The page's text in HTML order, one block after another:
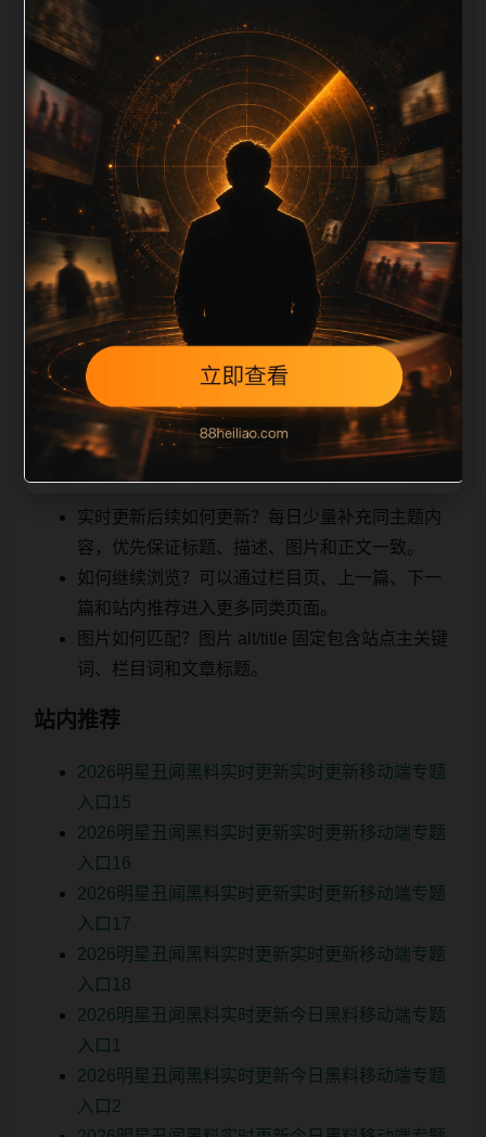
保留同类推荐、上一篇下一篇和 sitemap 入口，保证重
要页面点击深度尽量控制在三次以内。正文维护时可按
用户搜索路径补充三类信息：入口是否稳定、同栏目还
有哪些可继续阅读、移动端打开时图片和摘要是否一
致。每次新增内容后同步检查标题、description、
canonical、主题图、alt、title和推荐链接，确保页面既
能被搜索引擎
相关问题与推荐
理解，也能让真实用户顺着栏目继续浏览。同站连续更
新时避免重复标题和重复首段，优先补充不同关键词、
不同栏目词和不同问题角度。栏目页则保留清晰入口，
方便后续专题自动归集。发布后按真实浏览器复查首
屏、图片、跳转体验、相关推荐和加载速度。
实时更新后续如何更新？每日少量补充同主题内
容，优先保证标题、描述、图片和正文一致。
如何继续浏览？可以通过栏目页、上一篇、下一
篇和站内推荐进入更多同类页面。
图片如何匹配？图片 alt/title 固定包含站点主关键
词、栏目词和文章标题。
站内推荐
2026明星丑闻黑料实时更新实时更新移动端专题
入口15
2026明星丑闻黑料实时更新实时更新移动端专题
入口16
2026明星丑闻黑料实时更新实时更新移动端专题
入口17
2026明星丑闻黑料实时更新实时更新移动端专题
入口18
2026明星丑闻黑料实时更新今日黑料移动端专题
入口1
2026明星丑闻黑料实时更新今日黑料移动端专题
入口2